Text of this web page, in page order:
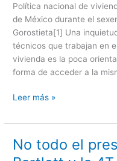
Política nacional de
de México durante el
Gorostieta[1] Una
técnicos que trabajan en
vivienda es la poca
forma de acceder a la
Zona
Metropolitana
del
Valle
de
México
el
peñista
Leer más »
No todo el
No
todo